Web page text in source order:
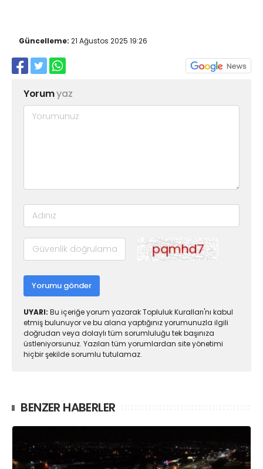
Güncelleme: 21 Ağustos 2025 19:26
Yorumyaz
Yorumu gönder
UYARI: Bu içeriğe yorum yazarak Topluluk Kuralları'nı kabul
etmiş bulunuyor ve bu alana yaptığınız yorumunuzla ilgili
doğrudan veya dolaylı tüm sorumluluğu tek başınıza
üstleniyorsunuz. Yazılan tüm yorumlardan site yönetimi
hiçbir şekilde sorumlu tutulamaz.
BENZER HABERLER